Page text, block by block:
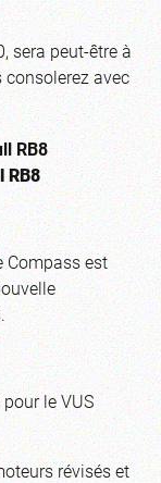
sera peut-être à
consolerez avec
RB8
Compass est
le VUS
révisés et